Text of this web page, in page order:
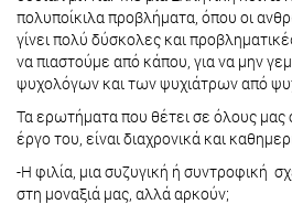
πολυποίκιλα προβλήματα, όπου οι
γίνει πολύ δύσκολες και
να πιαστούμε από κάπου, για να μην
ψυχολόγων και των ψυχιάτρων από
Τα ερωτήματα που θέτει σε όλους μας
έργο του, είναι διαχρονικά και
-Η φιλία, μια συζυγική ή συντροφική
στη μοναξιά μας, αλλά αρκούν;